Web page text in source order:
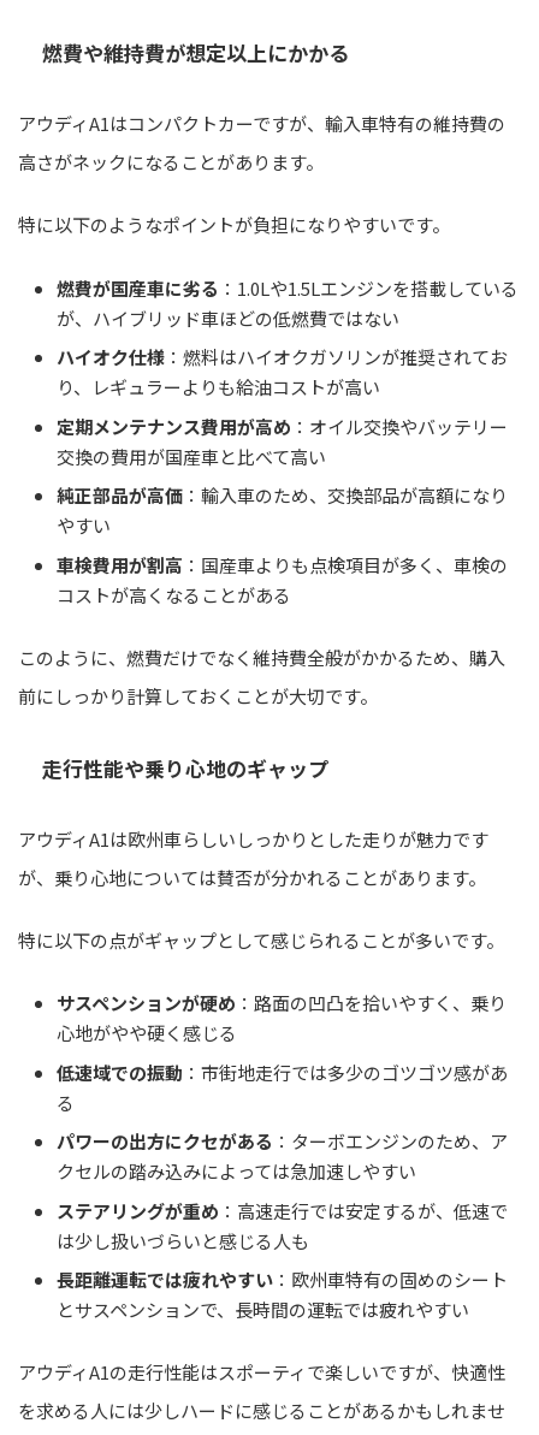
燃費や維持費が想定以上にかかる
アウディA1はコンパクトカーですが、輸入車特有の維持費の
高さがネックになることがあります。
特に以下のようなポイントが負担になりやすいです。
燃費が国産車に劣る ：1.0Lや1.5Lエンジンを搭載している
が、ハイブリッド車ほどの低燃費ではない
ハイオク仕様 ：燃料はハイオクガソリンが推奨されてお
り、レギュラーよりも給油コストが高い
定期メンテナンス費用が高め ：オイル交換やバッテリー
交換の費用が国産車と比べて高い
純正部品が高価 ：輸入車のため、交換部品が高額になり
やすい
車検費用が割高 ：国産車よりも点検項目が多く、車検の
コストが高くなることがある
このように、燃費だけでなく維持費全般がかかるため、購入
前にしっかり計算しておくことが大切です。
走行性能や乗り心地のギャップ
アウディA1は欧州車らしいしっかりとした走りが魅力です
が、乗り心地については賛否が分かれることがあります。
特に以下の点がギャップとして感じられることが多いです。
サスペンションが硬め ：路面の凹凸を拾いやすく、乗り
心地がやや硬く感じる
低速域での振動 ：市街地走行では多少のゴツゴツ感があ
る
パワーの出方にクセがある ：ターボエンジンのため、ア
クセルの踏み込みによっては急加速しやすい
ステアリングが重め ：高速走行では安定するが、低速で
は少し扱いづらいと感じる人も
長距離運転では疲れやすい ：欧州車特有の固めのシート
とサスペンションで、長時間の運転では疲れやすい
アウディA1の走行性能はスポーティで楽しいですが、快適性
を求める人には少しハードに感じることがあるかもしれませ